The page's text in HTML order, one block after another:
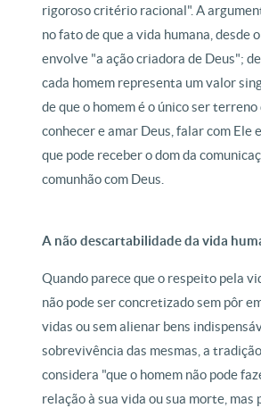
rigoroso critério racional". A
no fato de que a vida humana, desde
envolve "a ação criadora de Deus";
cada homem representa um valor
de que o homem é o único ser terreno
conhecer e amar Deus, falar com Ele
que pode receber o dom da
comunhão com Deus.
A não descartabilidade da vida
Quando parece que o respeito pela
não pode ser concretizado sem pôr
vidas ou sem alienar bens
sobrevivência das mesmas, a
considera "que o homem não pode
relação à sua vida ou sua morte, mas